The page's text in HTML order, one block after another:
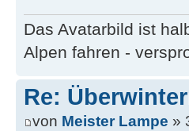
Das Avatarbild ist
Alpen fahren -
Re:
von Meister Lampe »